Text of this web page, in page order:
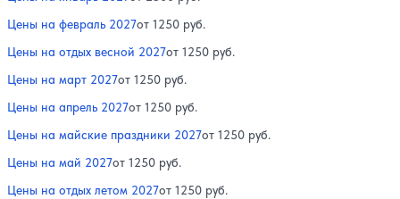
Цены на февраль 2027от 1250 руб.
Цены на отдых весной 2027от 1250 руб.
Цены на март 2027от 1250 руб.
Цены на апрель 2027от 1250 руб.
Цены на майские праздники 2027от 1250 руб.
Цены на май 2027от 1250 руб.
Цены на отдых летом 2027от 1250 руб.